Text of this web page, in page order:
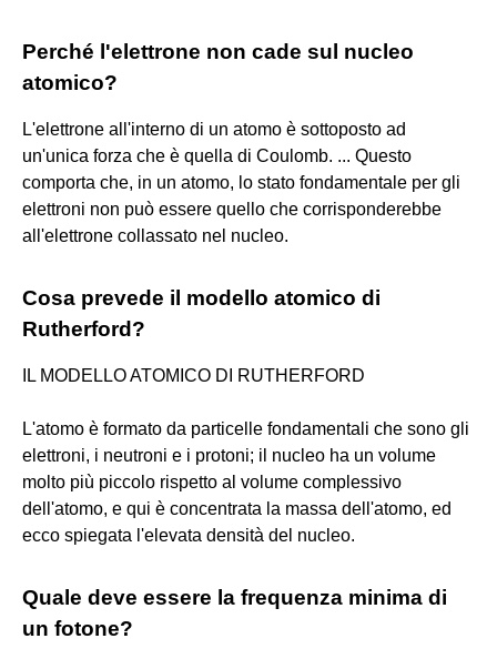
Perché l'elettrone non cade sul nucleo
atomico?
L'elettrone all'interno di un atomo è sottoposto ad
un'unica forza che è quella di Coulomb. ... Questo
comporta che, in un atomo, lo stato fondamentale per gli
elettroni non può essere quello che corrisponderebbe
all'elettrone collassato nel nucleo.
Cosa prevede il modello atomico di
Rutherford?
IL MODELLO ATOMICO DI RUTHERFORD
L'atomo è formato da particelle fondamentali che sono gli
elettroni, i neutroni e i protoni; il nucleo ha un volume
molto più piccolo rispetto al volume complessivo
dell'atomo, e qui è concentrata la massa dell'atomo, ed
ecco spiegata l'elevata densità del nucleo.
Quale deve essere la frequenza minima di
un fotone?